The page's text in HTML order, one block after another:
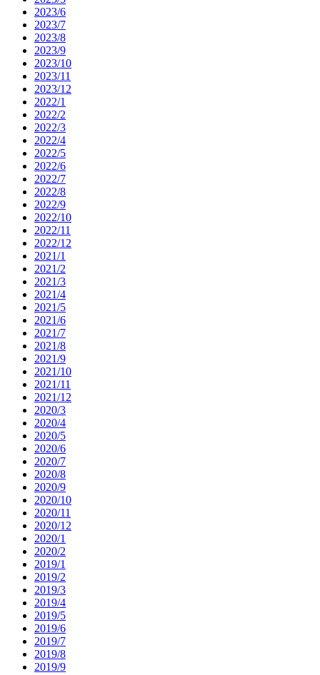
2023/6
2023/7
2023/8
2023/9
2023/10
2023/11
2023/12
2022/1
2022/2
2022/3
2022/4
2022/5
2022/6
2022/7
2022/8
2022/9
2022/10
2022/11
2022/12
2021/1
2021/2
2021/3
2021/4
2021/5
2021/6
2021/7
2021/8
2021/9
2021/10
2021/11
2021/12
2020/3
2020/4
2020/5
2020/6
2020/7
2020/8
2020/9
2020/10
2020/11
2020/12
2020/1
2020/2
2019/1
2019/2
2019/3
2019/4
2019/5
2019/6
2019/7
2019/8
2019/9